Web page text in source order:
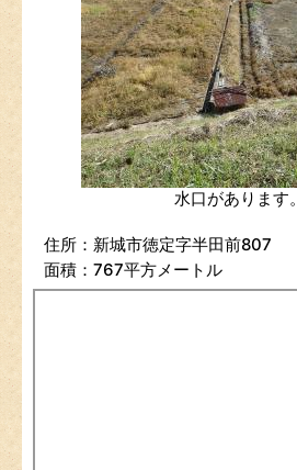
水口があります。
住所：新城市徳定字半田前807
面積：767平方メートル